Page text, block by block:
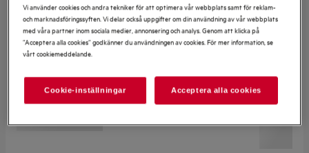
Vi använder cookies och andra tekniker för att optimera vår webbplats samt för reklam-
och marknadsföringssyften. Vi delar också uppgifter om din användning av vår webbplats
med våra partner inom sociala medier, annonsering och analys. Genom att klicka på
”Acceptera alla cookies” godkänner du användningen av cookies. För mer information, se
vårt cookiemeddelande.
Cookie-inställningar Acceptera alla cookies